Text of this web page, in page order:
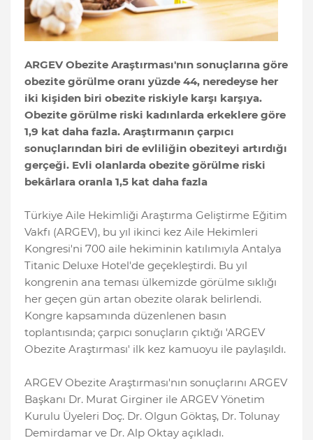
ARGEV Obezite Araştırması'nın sonuçlarına göre
obezite görülme oranı yüzde 44, neredeyse her
iki kişiden biri obezite riskiyle karşı karşıya.
Obezite görülme riski kadınlarda erkeklere göre
1,9 kat daha fazla. Araştırmanın çarpıcı
sonuçlarından biri de evliliğin obeziteyi artırdığı
gerçeği. Evli olanlarda obezite görülme riski
bekârlara oranla 1,5 kat daha fazla
Türkiye Aile Hekimliği Araştırma Geliştirme Eğitim
Vakfı (ARGEV), bu yıl ikinci kez Aile Hekimleri
Kongresi'ni 700 aile hekiminin katılımıyla Antalya
Titanic Deluxe Hotel'de geçekleştirdi. Bu yıl
kongrenin ana teması ülkemizde görülme sıklığı
her geçen gün artan obezite olarak belirlendi.
Kongre kapsamında düzenlenen basın
toplantısında; çarpıcı sonuçların çıktığı 'ARGEV
Obezite Araştırması' ilk kez kamuoyu ile paylaşıldı.
ARGEV Obezite Araştırması'nın sonuçlarını ARGEV
Başkanı Dr. Murat Girginer ile ARGEV Yönetim
Kurulu Üyeleri Doç. Dr. Olgun Göktaş, Dr. Tolunay
Demirdamar ve Dr. Alp Oktay açıkladı.